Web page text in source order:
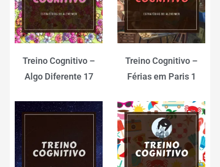
Treino Cognitivo –
Algo Diferente 17
Treino Cognitivo –
Férias em Paris 1